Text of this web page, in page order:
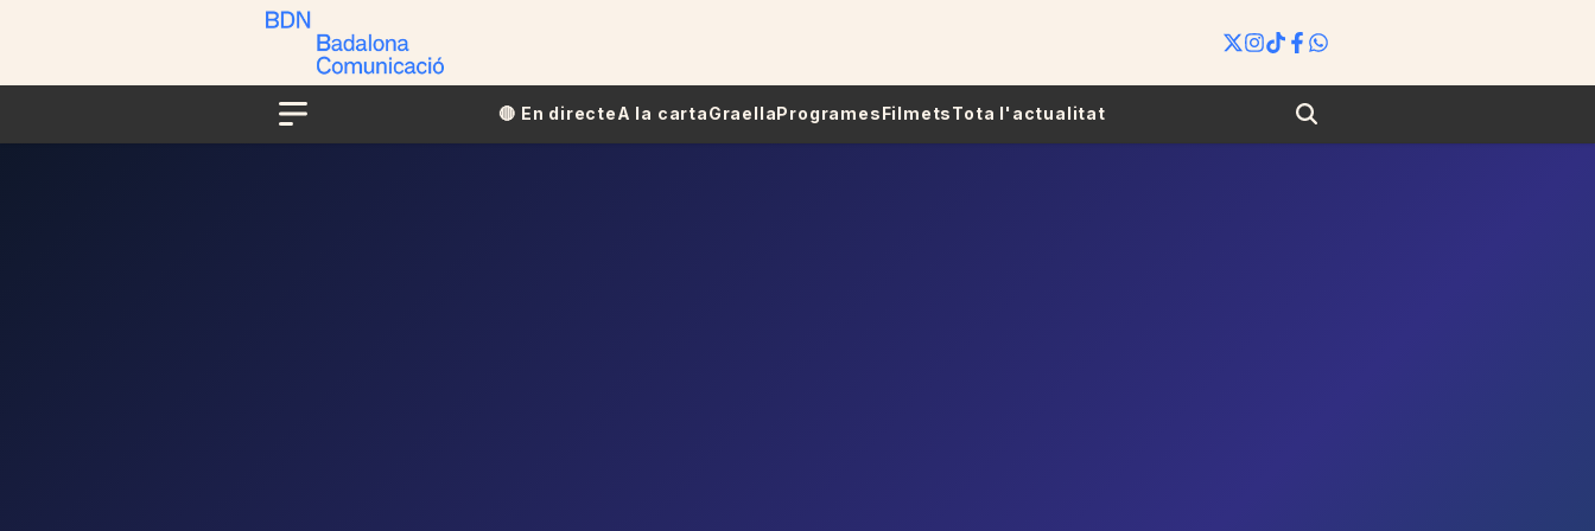
Menu
🔴​​ En directeA la cartaGraellaProgramesFilmetsTota l'actualitat Search